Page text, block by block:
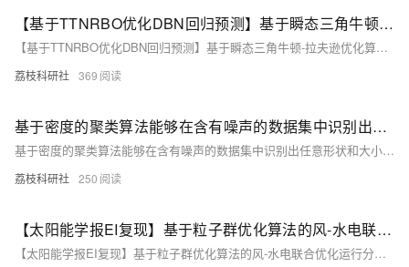
【基于TTNRBO优化DBN回归预测】基于瞬态三角牛顿-拉夫逊优化算法（TTNRBO）优化深度信念网络（DBN）数据回归预测研究（Matlab代码实现）
【基于TTNRBO优化DBN回归预测】基于瞬态三角牛顿-拉夫逊优化算法（TTNRBO）优化深度信念网络（DBN）数据回归预测研究（Matlab代码实现）
荔枝科研社 369
基于密度的聚类算法能够在含有噪声的数据集中识别出任意形状和大小的簇（Matlab代码实现）
基于密度的聚类算法能够在含有噪声的数据集中识别出任意形状和大小的簇（Matlab代码实现）
荔枝科研社 250
【太阳能学报EI复现】基于粒子群优化算法的风-水电联合优化运行分析（Matlab代码实现）
【太阳能学报EI复现】基于粒子群优化算法的风-水电联合优化运行分析（Matlab代码实现）